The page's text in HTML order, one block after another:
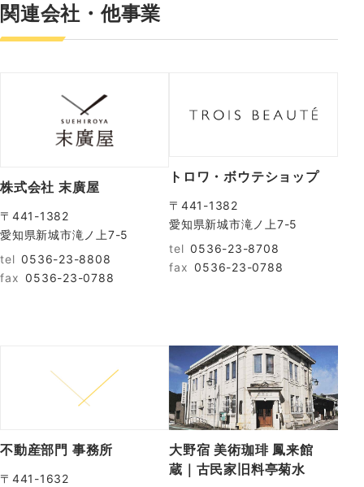
関連会社・他事業
株式会社 末廣屋
〒441-1382
愛知県新城市滝ノ上7-5
tel 0536-23-8808
fax 0536-23-0788
トロワ・ボウテショップ
〒441-1382
愛知県新城市滝ノ上7-5
tel 0536-23-8708
fax 0536-23-0788
不動産部門 事務所
〒441-1632
大野宿 美術珈琲 鳳来館
蔵｜古民家旧料亭菊水